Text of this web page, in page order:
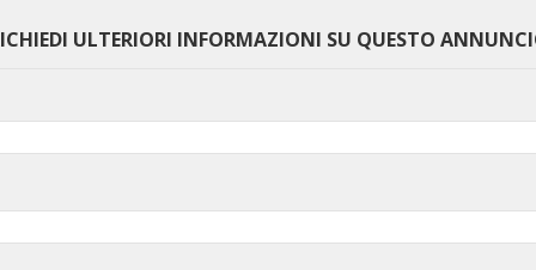
ULTERIORI INFORMAZIONI SU QUESTO